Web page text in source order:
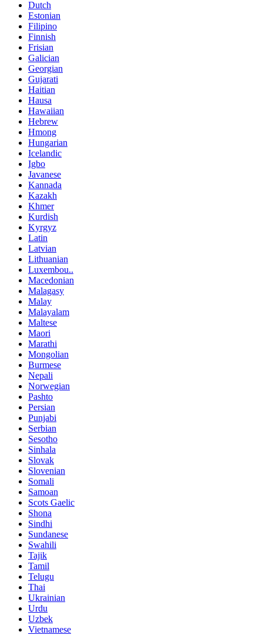
Dutch
Estonian
Filipino
Finnish
Frisian
Galician
Georgian
Gujarati
Haitian
Hausa
Hawaiian
Hebrew
Hmong
Hungarian
Icelandic
Igbo
Javanese
Kannada
Kazakh
Khmer
Kurdish
Kyrgyz
Latin
Latvian
Lithuanian
Luxembou..
Macedonian
Malagasy
Malay
Malayalam
Maltese
Maori
Marathi
Mongolian
Burmese
Nepali
Norwegian
Pashto
Persian
Punjabi
Serbian
Sesotho
Sinhala
Slovak
Slovenian
Somali
Samoan
Scots Gaelic
Shona
Sindhi
Sundanese
Swahili
Tajik
Tamil
Telugu
Thai
Ukrainian
Urdu
Uzbek
Vietnamese